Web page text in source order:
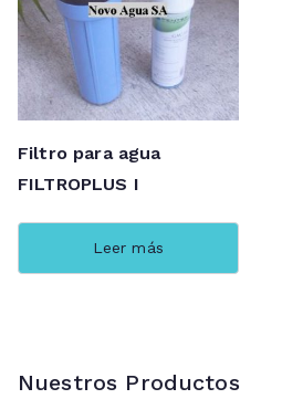
Filtro para agua
FILTROPLUS I
Leer más
Nuestros Productos